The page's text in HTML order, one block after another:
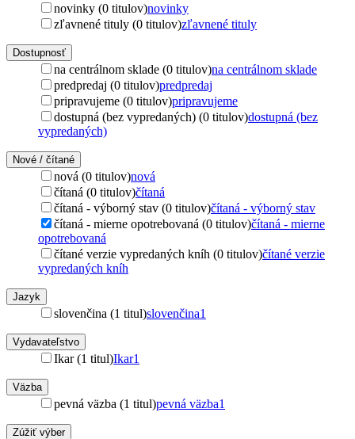
novinky (0 titulov)novinky
zľavnené tituly (0 titulov)zľavnené tituly
Dostupnosť
na centrálnom sklade (0 titulov)na centrálnom sklade
predpredaj (0 titulov)predpredaj
pripravujeme (0 titulov)pripravujeme
dostupná (bez vypredaných) (0 titulov)dostupná (bez
vypredaných)
Nové / čítané
nová (0 titulov)nová
čítaná (0 titulov)čítaná
čítaná - výborný stav (0 titulov)čítaná - výborný stav
čítaná - mierne opotrebovaná (0 titulov)čítaná - mierne
opotrebovaná
čítané verzie vypredaných kníh (0 titulov)čítané verzie
vypredaných kníh
Jazyk
slovenčina (1 titul)slovenčina1
Vydavateľstvo
Ikar (1 titul)Ikar1
Väzba
pevná väzba (1 titul)pevná väzba1
Zúžiť výber